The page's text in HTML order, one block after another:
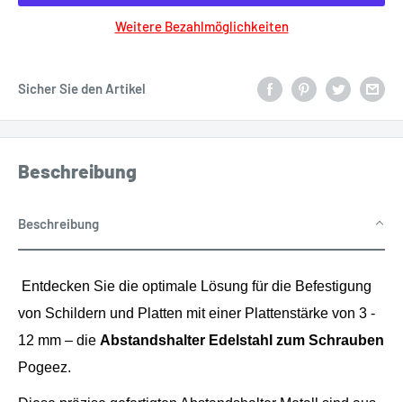
Weitere Bezahlmöglichkeiten
Sicher Sie den Artikel
Beschreibung
Beschreibung
Entdecken Sie die optimale Lösung für die Befestigung
von Schildern und Platten mit einer Plattenstärke von 3 -
12 mm – die Abstandshalter Edelstahl zum Schrauben
Pogeez.